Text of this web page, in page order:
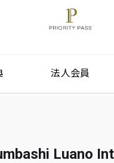
法人会員
Luano